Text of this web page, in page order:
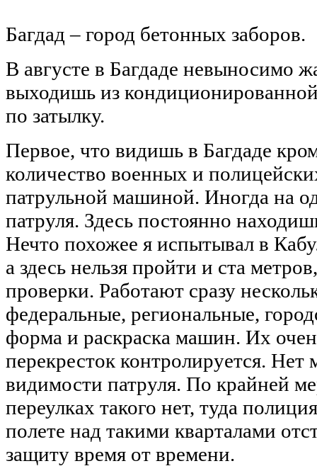
Багдад – город бетонных заборов.
В августе в Багдаде невыносимо
выходишь из
по затылку.
Первое, что видишь в Багдаде
количество военных и
патрульной машиной. Иногда на
патруля. Здесь постоянно
Нечто похожее я испытывал в
а здесь нельзя пройти и ста
проверки. Работают сразу
федеральные, региональные,
форма и раскраска машин. Их
перекресток контролируется.
видимости патруля. По крайней
переулках такого нет, туда
полете над такими кварталами
защиту время от времени.